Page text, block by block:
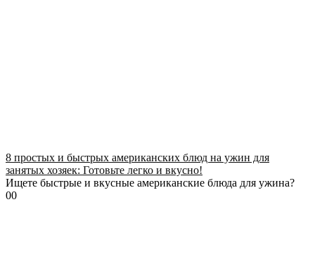
8 простых и быстрых американских блюд на ужин для
занятых хозяек: Готовьте легко и вкусно!
Ищете быстрые и вкусные американские блюда для ужина?
00